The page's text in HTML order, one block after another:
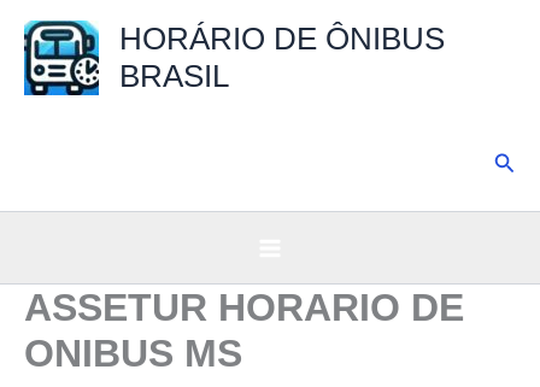
para
HORÁRIO DE ÔNIBUS
BRASIL
ASSETUR HORARIO DE
ONIBUS MS